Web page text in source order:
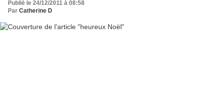
Publié le 24/12/2011 à 08:58
Par Catherine D